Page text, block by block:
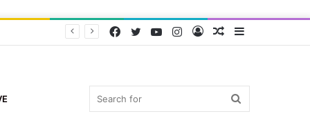
Random
Log
Instagram
YouTube
Twitter
Facebook